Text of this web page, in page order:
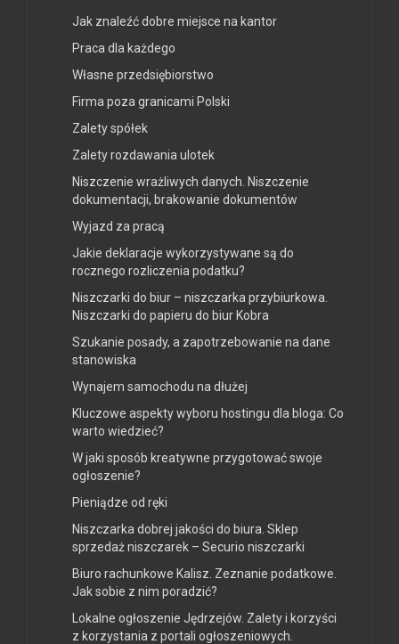
Jak znaleźć dobre miejsce na kantor
Praca dla każdego
Własne przedsiębiorstwo
Firma poza granicami Polski
Zalety spółek
Zalety rozdawania ulotek
Niszczenie wrażliwych danych. Niszczenie
dokumentacji, brakowanie dokumentów
Wyjazd za pracą
Jakie deklaracje wykorzystywane są do
rocznego rozliczenia podatku?
Niszczarki do biur – niszczarka przybiurkowa.
Niszczarki do papieru do biur Kobra
Szukanie posady, a zapotrzebowanie na dane
stanowiska
Wynajem samochodu na dłużej
Kluczowe aspekty wyboru hostingu dla bloga: Co
warto wiedzieć?
W jaki sposób kreatywne przygotować swoje
ogłoszenie?
Pieniądze od ręki
Niszczarka dobrej jakości do biura. Sklep
sprzedaż niszczarek – Securio niszczarki
Biuro rachunkowe Kalisz. Zeznanie podatkowe.
Jak sobie z nim poradzić?
Lokalne ogłoszenie Jędrzejów. Zalety i korzyści
z korzystania z portali ogłoszeniowych.